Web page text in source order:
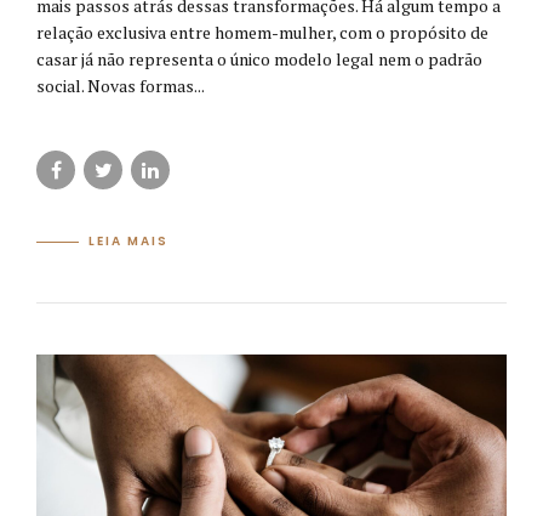
mais passos atrás dessas transformações. Há algum tempo a
relação exclusiva entre homem-mulher, com o propósito de
casar já não representa o único modelo legal nem o padrão
social. Novas formas...
LEIA MAIS